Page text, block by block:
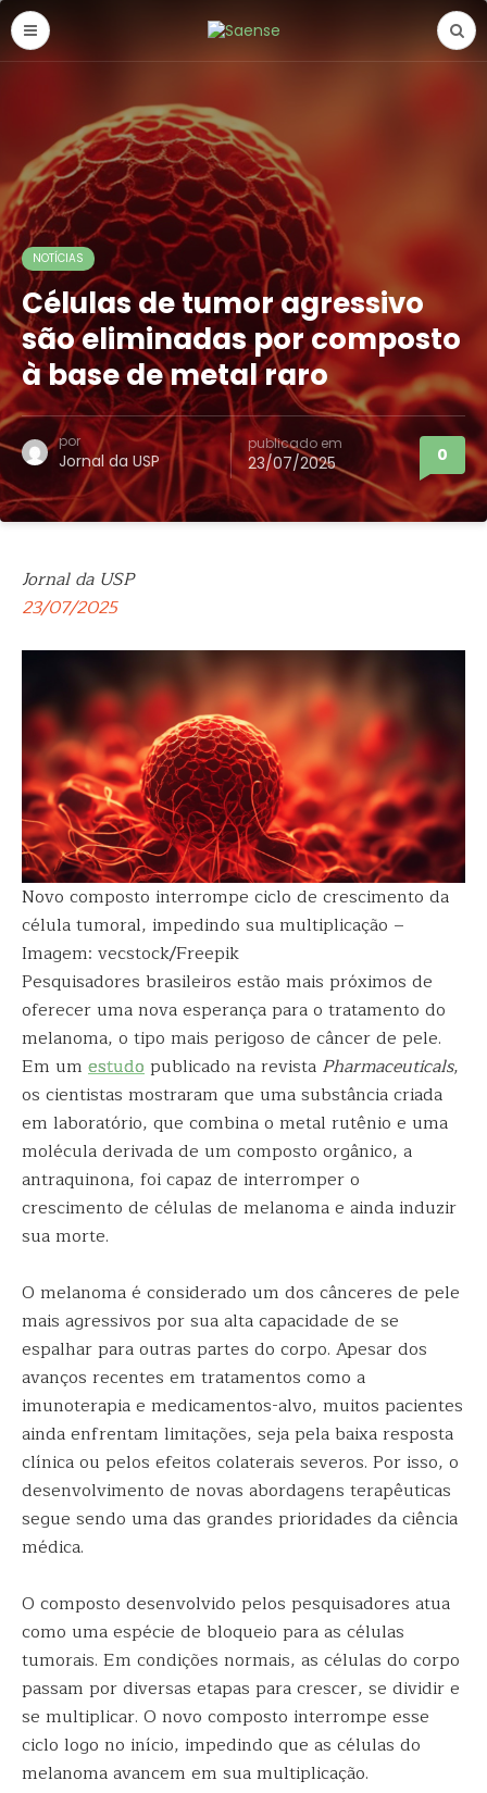
NOTÍCIAS
Células de tumor agressivo
são eliminadas por composto
à base de metal raro
por
Jornal da USP
publicado em
23/07/2025 0
Jornal da USP
23/07/2025
Novo composto interrompe ciclo de crescimento da
célula tumoral, impedindo sua multiplicação –
Imagem: vecstock/Freepik
Pesquisadores brasileiros estão mais próximos de
oferecer uma nova esperança para o tratamento do
melanoma, o tipo mais perigoso de câncer de pele.
Em um estudopublicado na revista Pharmaceuticals,
os cientistas mostraram que uma substância criada
em laboratório, que combina o metal rutênio e uma
molécula derivada de um composto orgânico, a
antraquinona, foi capaz de interromper o
crescimento de células de melanoma e ainda induzir
sua morte.
O melanoma é considerado um dos cânceres de pele
mais agressivos por sua alta capacidade de se
espalhar para outras partes do corpo. Apesar dos
avanços recentes em tratamentos como a
imunoterapia e medicamentos-alvo, muitos pacientes
ainda enfrentam limitações, seja pela baixa resposta
clínica ou pelos efeitos colaterais severos. Por isso, o
desenvolvimento de novas abordagens terapêuticas
segue sendo uma das grandes prioridades da ciência
médica.
O composto desenvolvido pelos pesquisadores atua
como uma espécie de bloqueio para as células
tumorais. Em condições normais, as células do corpo
passam por diversas etapas para crescer, se dividir e
se multiplicar. O novo composto interrompe esse
ciclo logo no início, impedindo que as células do
melanoma avancem em sua multiplicação.